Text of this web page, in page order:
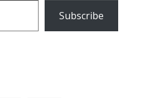
Subscribe